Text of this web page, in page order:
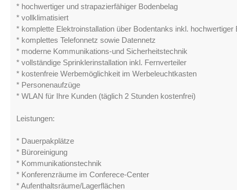
* hochwertiger und strapazierfähiger Bodenbelag
* vollklimatisiert
* komplette Elektroinstallation über Bodentanks inkl. hochwertiger
* komplettes Telefonnetz sowie Datennetz
* moderne Kommunikations-und Sicherheitstechnik
* vollständige Sprinklerinstallation inkl. Fernverteiler
* kostenfreie Werbemöglichkeit im Werbeleuchtkasten
* Personenaufzüge
* WLAN für Ihre Kunden (täglich 2 Stunden kostenfrei)
Leistungen:
* Dauerpakplätze
* Büroreinigung
* Kommunikationstechnik
* Konferenzräume im Conferece-Center
* Aufenthaltsräume/Lagerflächen